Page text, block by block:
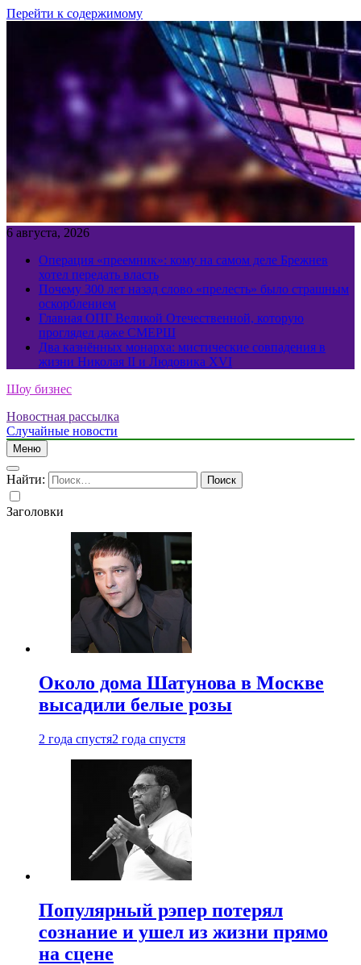
Перейти к содержимому
6 августа, 2026
Операция «преемник»: кому на самом деле Брежнев
хотел передать власть
Почему 300 лет назад слово «прелесть» было страшным
оскорблением
Главная ОПГ Великой Отечественной, которую
проглядел даже СМЕРШ
Два казнённых монарха: мистические совпадения в
жизни Николая II и Людовика XVI
Шоу бизнес
Новостная рассылка
Случайные новости
Меню
Найти:
Заголовки
Около дома Шатунова в Москве
высадили белые розы
2 года спустя2 года спустя
Популярный рэпер потерял
сознание и ушел из жизни прямо
на сцене